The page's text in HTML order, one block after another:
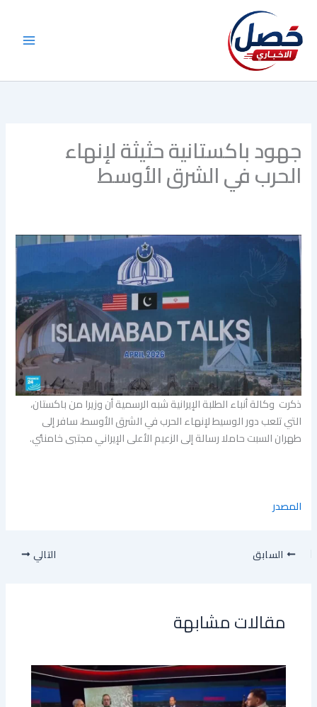
المحتوى
جهود باكستانية حثيثة لإنهاء
الحرب في الشرق الأوسط
ذكرت وكالة أنباء الطلبة الإيرانية شبه الرسمية أن وزيرا من باكستان،
التي تلعب دور الوسيط لإنهاء الحرب في الشرق الأوسط، سافر إلى
طهران السبت حاملا رسالة إلى الزعيم الأعلى ‌الإيراني مجتبى خامنئي.
المصدر
السابق التالي
مقالات مشابهة